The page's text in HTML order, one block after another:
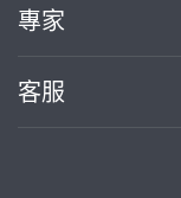
專家
客服